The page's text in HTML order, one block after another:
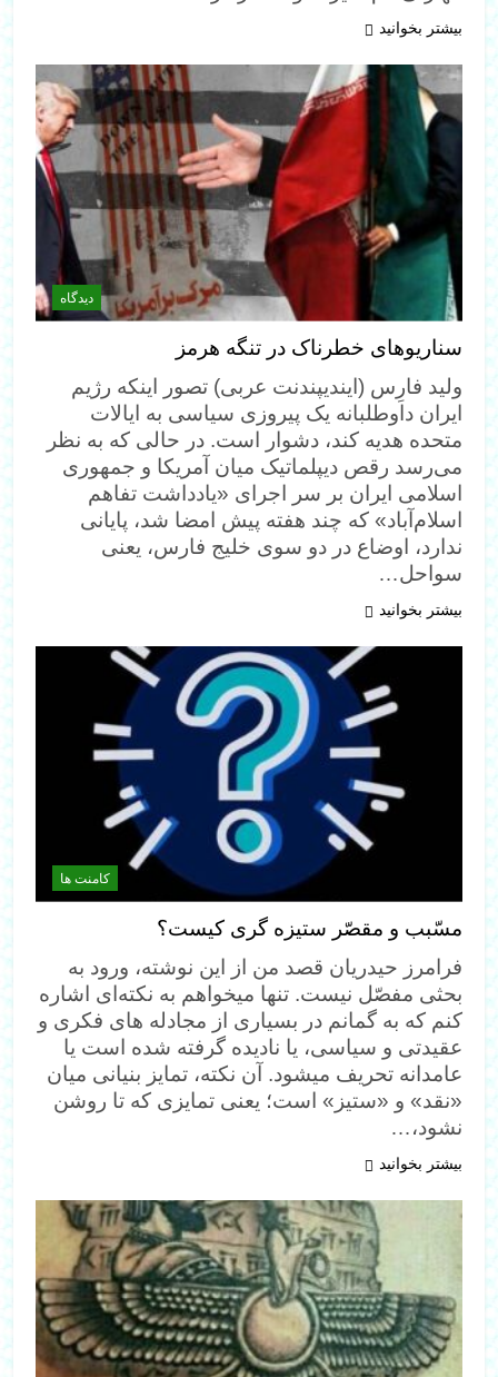
بیشتر بخوانید
دیدگاه
سناریوهای خطرناک در تنگه هرمز
ولید فارِس (ایندیپندنت عربی) تصور اینکه رژیم
ایران داوطلبانه یک پیروزی سیاسی به ایالات
متحده هدیه کند، دشوار است. در حالی که به نظر
می‌رسد رقص دیپلماتیک میان آمریکا و جمهوری
اسلامی ایران بر سر اجرای «یادداشت تفاهم
اسلام‌آباد» که چند هفته پیش امضا شد، پایانی
ندارد، اوضاع در دو سوی خلیج فارس، یعنی
سواحل…
بیشتر بخوانید
کامنت ها
مسّبب و مقصّر ستیزه گری کیست؟
فرامرز حیدریان قصد من از این نوشته، ورود به
بحثی مفصّل نیست. تنها میخواهم به نکته‌ای اشاره
کنم که به گمانم در بسیاری از مجادله ‌های فکری و
عقیدتی و سیاسی، یا نادیده گرفته شده است یا
عامدانه تحریف میشود. آن نکته، تمایز بنیانی میان
«نقد» و «ستیز» است؛ یعنی تمایزی که تا روشن
نشود،…
بیشتر بخوانید